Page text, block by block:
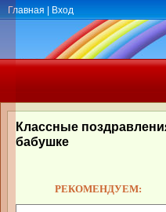
Главная Вход
Классные
бабушке
РЕКОМЕНДУЕМ: